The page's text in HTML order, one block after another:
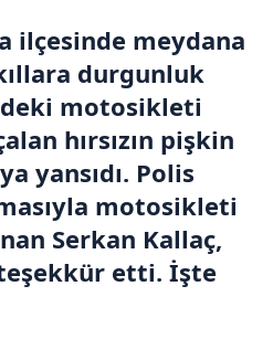
ilçesinde meydana
durgunluk
motosikleti
hırsızın pişkin
yansıdı. Polis
motosikleti
Serkan Kallaç,
etti. İşte